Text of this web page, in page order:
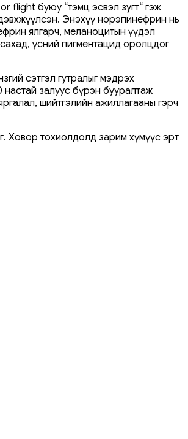
flight буюу “тэмц эсвэл зугт“ гэж
Энэхүү норэпинефрин нь
ялгарч, меланоцитын үүдэл
үсний пигментацид оролцдог
сэтгэл гутралыг мэдрэх
залуус бүрэн бууралтаж
шийтгэлийн ажиллагааны гэрч
Ховор тохиолдолд зарим хүмүүс эрт